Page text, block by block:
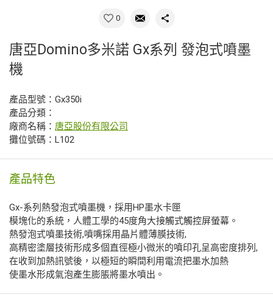
0
唐亞Domino多米諾 Gx系列 發泡式噴墨
機
產品型號：Gx350i
產品分類：
廠商名稱： 唐亞股份有限公司
攤位號碼：L102
產品特色
Gx-系列熱發泡式噴墨機，採用HP墨水卡匣
模塊化的系統，人體工學的45度角大接觸式觸控屏螢幕。
熱發泡式噴墨技術,噴嘴採用晶片體薄膜技術,
高精密塗層技術形成多個直徑極小微米的噴印孔呈高密度排列,
在收到加熱訊號後，以極短的瞬間利用電流把墨水加熱
使墨水形成氣泡產生膨脹將墨水噴出。